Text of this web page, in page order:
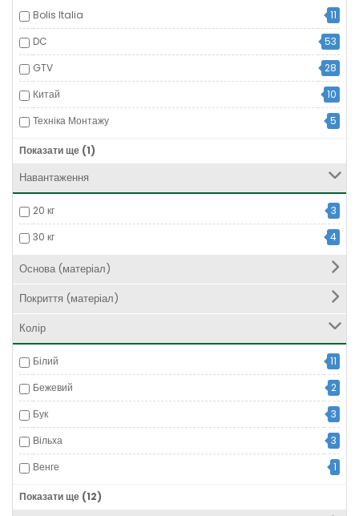
Bolis Italia
11
DC
53
GTV
28
Китай
10
Техніка Монтажу
5
Україна
Показати ще (1)
Навантаження
20 кг
3
30 кг
4
Основа (матеріал)
Покриття (матеріал)
Колір
Білий
11
Бежевий
2
Бук
3
Вільха
3
Венге
1
Вишня
Показати ще (12)